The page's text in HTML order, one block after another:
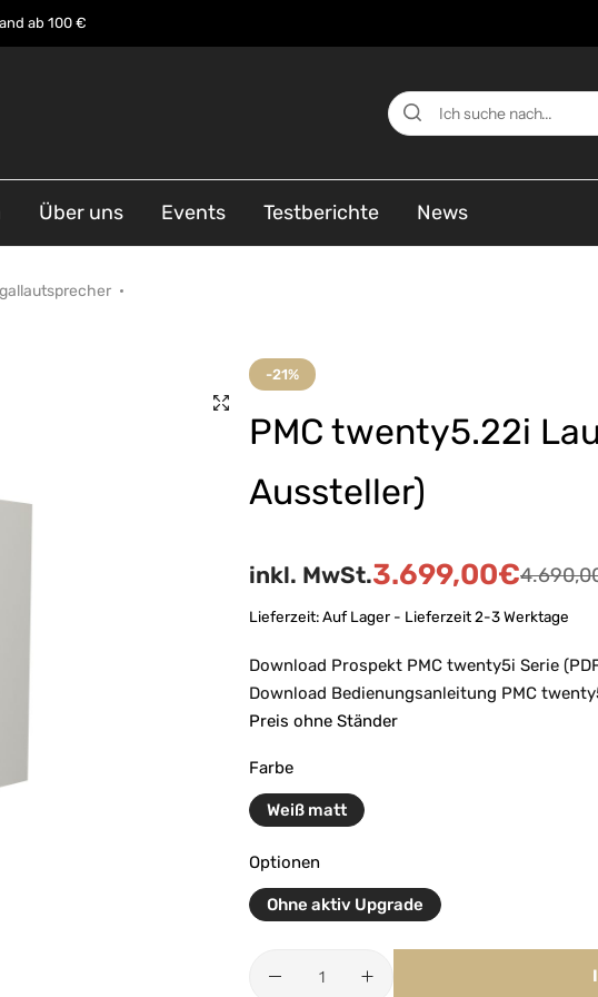
ab 100 €
Über uns Events Testberichte News
-21%
PMC twenty5.22i
Aussteller)
3.699,00€
inkl. MwSt.
Lieferzeit:Auf Lager - Lieferzeit 2-3 Werktage
Download Prospekt PMC twenty5i Serie
Download Bedienungsanleitung PMC
Preis ohne Ständer
Farbe
Weiß matt
Optionen
Ohne aktiv Upgrade